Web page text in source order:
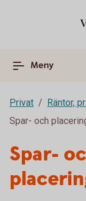
Meny
Privat
Räntor,
Spar- och
Spar-